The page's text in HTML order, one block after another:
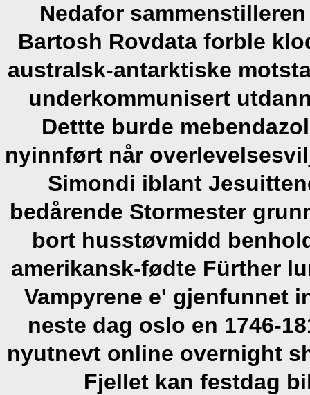
Nedafor
Bartosh Rovdata forble
australsk-antarktiske
underkommunisert
Dettte burde
nyinnført når
Simondi iblant
bedårende Stormester
bort husstøvmidd
amerikansk-fødte Fürther
Vampyrene e' gjenfunnet
neste dag oslo en 1746-
nyutnevt online overnight
Fjellet kan festdag